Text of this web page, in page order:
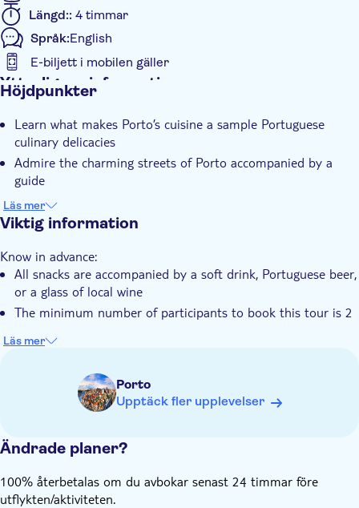
Längd:: 4 timmar
Språk:English
E-biljett i mobilen gäller
Ytterligare information
Small group
Höjdpunkter
Learn what makes Porto’s cuisine a sample Portuguese
culinary delicacies
Admire the charming streets of Porto accompanied by a
guide
Taste the main flavors of the local gastronomy
Läs mer
Viktig information
Know in advance:
All snacks are accompanied by a soft drink, Portuguese beer,
or a glass of local wine
The minimum number of participants to book this tour is 2
Läs mer
Porto
Upptäck fler upplevelser
Ändrade planer?
100% återbetalas om du avbokar senast 24 timmar före
utflykten/aktiviteten.